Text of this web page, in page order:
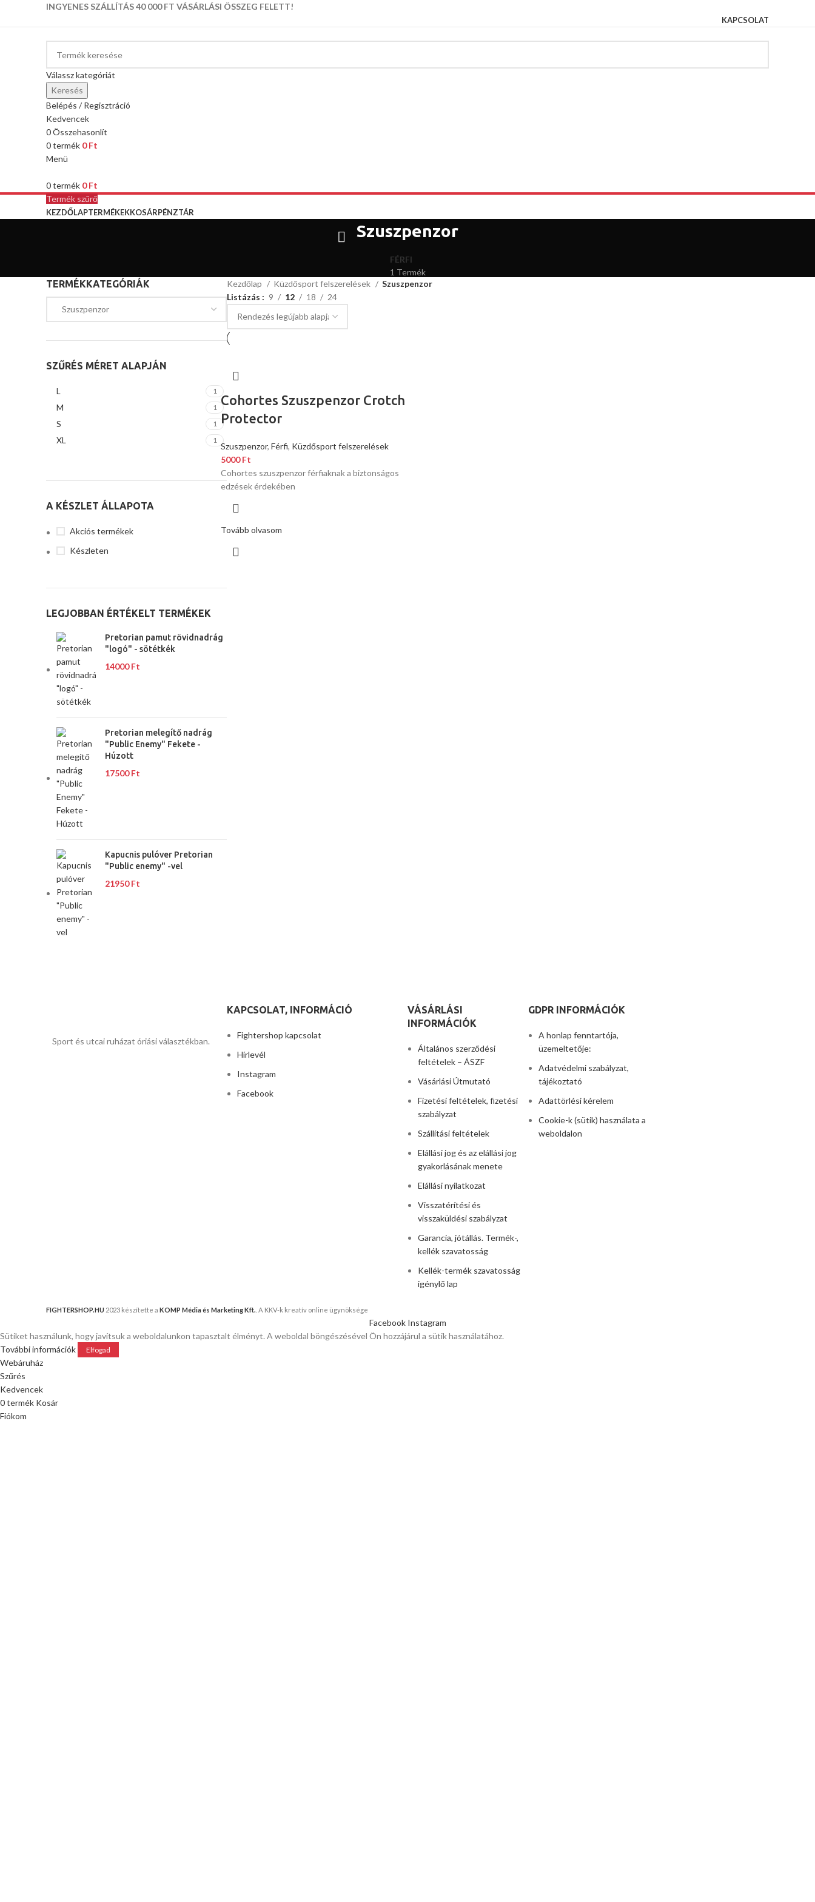
INGYENES SZÁLLÍTÁS 40 000 FT VÁSÁRLÁSI ÖSSZEG FELETT!
KAPCSOLAT
Válassz kategóriát
Keresés
Belépés / Regisztráció
Kedvencek
0Összehasonlít
0termék 0Ft
Menü
0termék 0Ft
Termék szűrő
KEZDŐLAPTERMÉKEKKOSÁRPÉNZTÁR
Szuszpenzor
FÉRFI
1 Termék
TERMÉKKATEGÓRIÁK
SZŰRÉS MÉRET ALAPJÁN
L 1
M 1
S 1
XL 1
A KÉSZLET ÁLLAPOTA
Akciós termékek
Készleten
LEGJOBBAN ÉRTÉKELT TERMÉKEK
Pretorian pamut rövidnadrág
"logó" - sötétkék
14000Ft
Pretorian melegítő nadrág
"Public Enemy" Fekete -
Húzott
17500Ft
Kapucnis pulóver Pretorian
"Public enemy" -vel
21950Ft
Kezdőlap Küzdősport felszerelések
Szuszpenzor
Listázás
9 12 18 24
Cohortes Szuszpenzor Crotch
Protector
Szuszpenzor, Férfi, Küzdősport felszerelések
5000Ft
Cohortes szuszpenzor férfiaknak a biztonságos
edzések érdekében
Tovább olvasom
Sport és utcai ruházat óriási választékban.
KAPCSOLAT, INFORMÁCIÓ
Fightershop kapcsolat
Hírlevél
Instagram
Facebook
VÁSÁRLÁSI
INFORMÁCIÓK
Általános szerződési
feltételek – ÁSZF
Vásárlási Útmutató
Fizetési feltételek, fizetési
szabályzat
Szállítási feltételek
Elállási jog és az elállási jog
gyakorlásának menete
Elállási nyilatkozat
Visszatérítési és
visszaküldési szabályzat
Garancia, jótállás. Termék-,
kellék szavatosság
Kellék-termék szavatosság
igénylő lap
GDPR INFORMÁCIÓK
A honlap fenntartója,
üzemeltetője:
Adatvédelmi szabályzat,
tájékoztató
Adattörlési kérelem
Cookie-k (sütik) használata a
weboldalon
FIGHTERSHOP.HU 2023 készítette a KOMP Média és Marketing Kft. . A KKV-k kreatív online ügynöksége
Facebook Instagram
Sütiket használunk, hogy javítsuk a weboldalunkon tapasztalt élményt. A weboldal böngészésével Ön hozzájárul a sütik használatához.
További információk
Elfogad
Webáruház
Szűrés
Kedvencek
0termék Kosár
Fiókom